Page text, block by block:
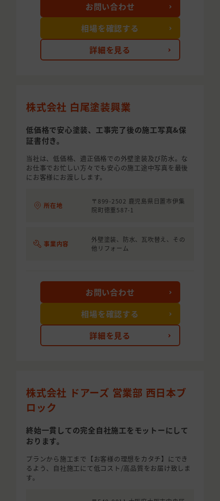
詳細を見る
お問い合わせ
相場を確認する
株式会社 白尾塗装興業
低価格で安心塗装、工事完了後の施工写真&保
証書付き。
当社は、低価格、適正価格での外壁塗装及び防水。な
お仕事でお忙しい方々でも安心の施工途中写真を最後
にお客様にお渡しします。
所在地
〒899-2502 鹿児島県日置市伊集
院町徳重587-1
事業内容
外壁塗装、防水、瓦吹替え、その
他リフォーム
詳細を見る
お問い合わせ
相場を確認する
株式会社 ドアーズ 営業部 西日本ブ
ロック
終始一貫しての完全自社施工をモットーにして
おります。
プランから施工まで【お客様の理想をカタチ】にでき
るよう、自社施工にて低コスト/高品質をお届け致しま
す。